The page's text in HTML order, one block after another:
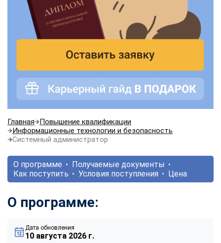
Главная
Повышение квалификации
Информационные технологии и безопасность
Системный администратор
О программе
Получаемые документы
Как поступить
Условия поступления Цена
О программе:
Дата обновления
10 августа 2026 г.